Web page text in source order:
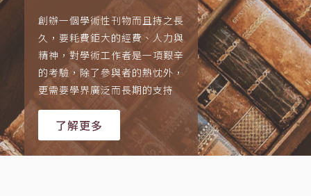
創辦一個學術性刊物而且持之長
久，要耗費鉅大的經費、人力與
精神，對學術工作者是一項艱辛
的考驗，除了參與者的熱忱外，
更需要學界廣泛而長期的支持
了解更多